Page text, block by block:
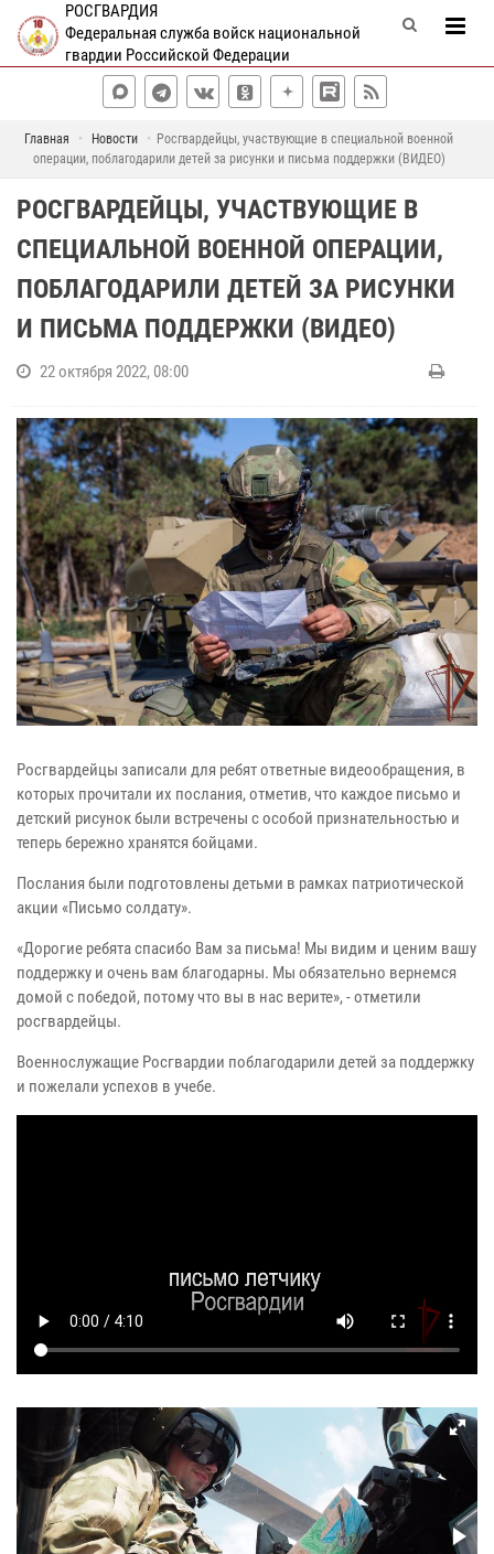
РОСГВАРДИЯ
Федеральная служба войск национальной
гвардии Российской Федерации
Главная Новости
Росгвардейцы, участвующие в специальной военной
операции, поблагодарили детей за рисунки и письма поддержки (ВИДЕО)
РОСГВАРДЕЙЦЫ, УЧАСТВУЮЩИЕ В
СПЕЦИАЛЬНОЙ ВОЕННОЙ ОПЕРАЦИИ,
ПОБЛАГОДАРИЛИ ДЕТЕЙ ЗА РИСУНКИ
И ПИСЬМА ПОДДЕРЖКИ (ВИДЕО)
22 октября 2022, 08:00
Росгвардейцы записали для ребят ответные видеообращения, в
которых прочитали их послания, отметив, что каждое письмо и
детский рисунок были встречены с особой признательностью и
теперь бережно хранятся бойцами.
Послания были подготовлены детьми в рамках патриотической
акции «Письмо солдату».
«Дорогие ребята спасибо Вам за письма! Мы видим и ценим вашу
поддержку и очень вам благодарны. Мы обязательно вернемся
домой с победой, потому что вы в нас верите», - отметили
росгвардейцы.
Военнослужащие Росгвардии поблагодарили детей за поддержку
и пожелали успехов в учебе.